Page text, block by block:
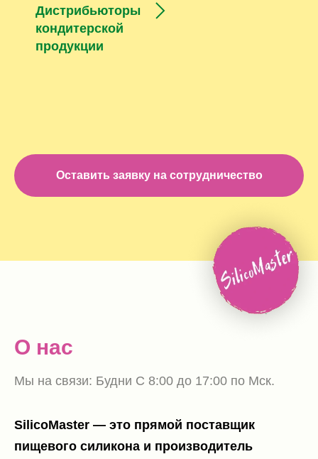
Дистрибьюторы
кондитерской
продукции
Оставить заявку на сотрудничество
О нас
Мы на связи: Будни С 8:00 до 17:00 по Мск.
SilicoMaster — это прямой поставщик
пищевого силикона и производитель